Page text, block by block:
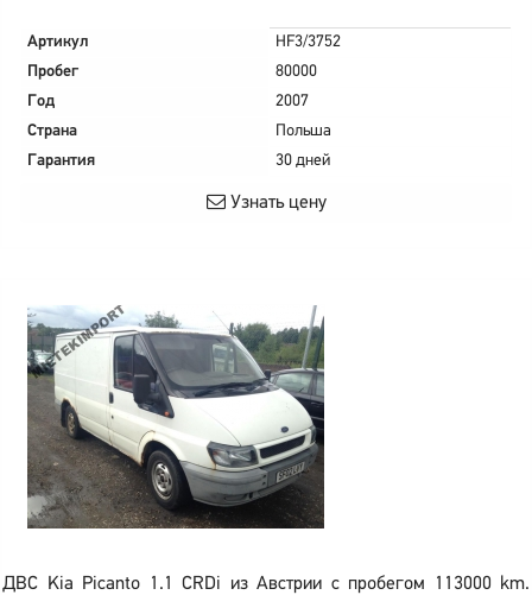
Артикул
HF3/3752
Пробег
80000
Год
2007
Страна
Польша
Гарантия
30 дней
Узнать цену
ДВС Kia Picanto 1.1 CRDi из Австрии с пробегом 113000 km.